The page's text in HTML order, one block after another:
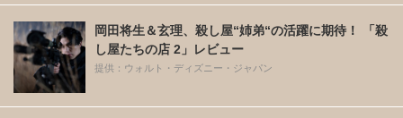
岡田将生＆玄理、殺し屋“姉弟“の活躍に期待！ 「殺
し屋たちの店 2」レビュー
提供：ウォルト・ディズニー・ジャパン